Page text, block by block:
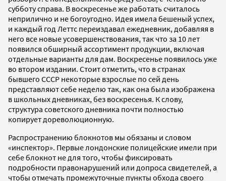
субботу справа. В воскресенье же работать считалось
неприлично и не богоугодно. Идея имела бешеный успех,
и каждый год Леттс переиздавал ежедневник, добавляя в
него все новые усовершенствования, так что за 10 лет
появился обширный ассортимент продукции, включая
отдельные варианты для дам. Воскресенье появилось уже
во втором издании. Стоит отметить, что в странах
бывшего СССР некоторые взрослые по сей день
представляют себе неделю так, как она была изображена
в школьных дневниках, без воскресенья. К слову,
структура советского дневника почти полностью
копирует дореволюционную.
Распространению блокнотов мы обязаны и словом
«инспектор». Первые лондонские полицейские имели при
себе блокнот не для того, чтобы фиксировать
подробности правонарушений или допроса свидетелей, а
чтобы отмечать промежуточные пункты обхода своего